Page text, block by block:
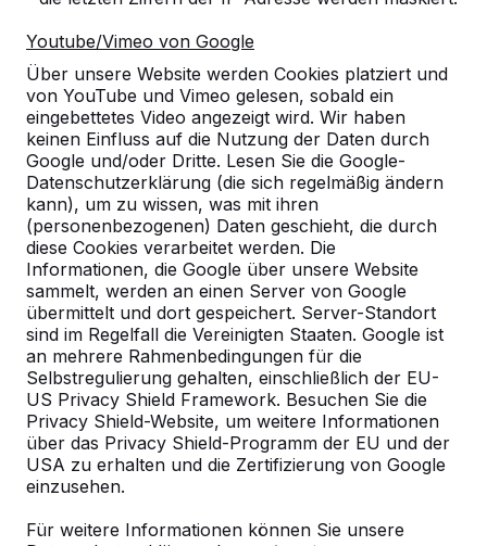
Youtube/Vimeo von Google
Über unsere Website werden Cookies platziert und
von YouTube und Vimeo gelesen, sobald ein
eingebettetes Video angezeigt wird. Wir haben
keinen Einfluss auf die Nutzung der Daten durch
Google und/oder Dritte. Lesen Sie die Google-
Datenschutzerklärung (die sich regelmäßig ändern
kann), um zu wissen, was mit ihren
(personenbezogenen) Daten geschieht, die durch
diese Cookies verarbeitet werden. Die
Informationen, die Google über unsere Website
sammelt, werden an einen Server von Google
übermittelt und dort gespeichert. Server-Standort
sind im Regelfall die Vereinigten Staaten. Google ist
an mehrere Rahmenbedingungen für die
Selbstregulierung gehalten, einschließlich der EU-
US Privacy Shield Framework. Besuchen Sie die
Privacy Shield-Website, um weitere Informationen
über das Privacy Shield-Programm der EU und der
USA zu erhalten und die Zertifizierung von Google
einzusehen.
Für weitere Informationen können Sie unsere
und darüber hinaus. Sehen Sie hier, wo Sie
ein HeBlad-Produkt in Ihrer Nähe finden.
Produkt
Alles anzeigen
Kategorie
Alles anzeigen
Ort oder Postleitzahl suchen
Zie ook
Freiburg Freiburg i. Br. Merzhausen